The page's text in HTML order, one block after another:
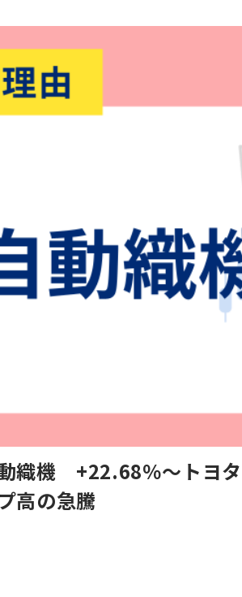
織機 +22.68％～トヨ
高の急騰